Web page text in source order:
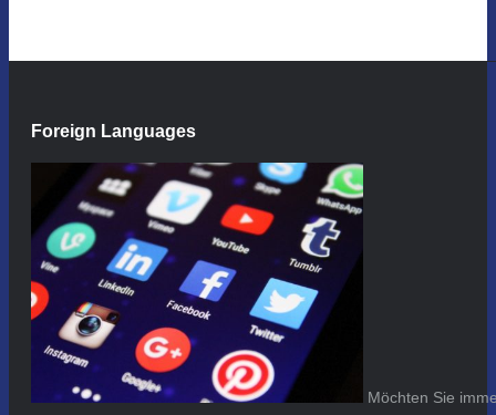
Foreign Languages
Möchten Sie